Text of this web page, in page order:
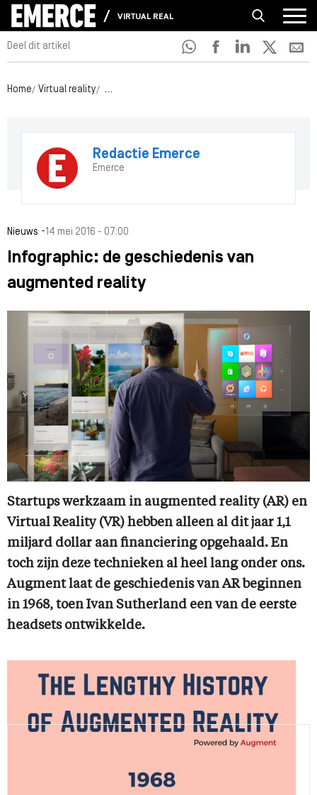
VIRTUAL REALITY
Deel dit artikel
Home Virtual reality Infographic: de geschiedenis van augmented
Redactie Emerce
Emerce
Nieuws -14 mei 2016 - 07:00
Infographic: de geschiedenis van
augmented reality
Startups werkzaam in augmented reality (AR) en
Virtual Reality (VR) hebben alleen al dit jaar 1,1
miljard dollar aan financiering opgehaald. En
toch zijn deze technieken al heel lang onder ons.
Augment laat de geschiedenis van AR beginnen
in 1968, toen Ivan Sutherland een van de eerste
headsets ontwikkelde.